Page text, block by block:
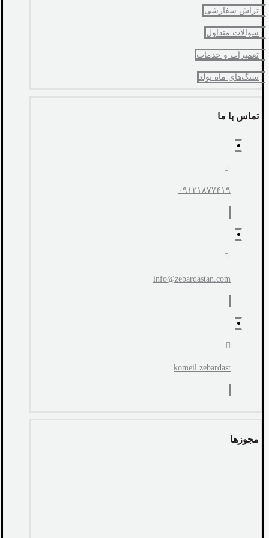
تراش سفارشی
سوالات متداول
تعمیرات و خدمات
سنگ‌های ماه تولد
تماس با ما
۰۹۱۲۱۸۷۷۴۱۹
info@zebardastan.com
komeil.zebardast
مجوزها